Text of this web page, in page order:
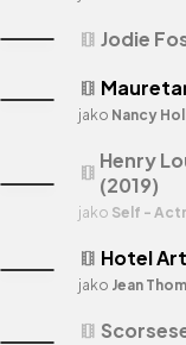
theaters Jodie
theaters Hotel
jako Jean
theaters
jako Nancy
theaters
theaters Henry
(2019)
jako Self -